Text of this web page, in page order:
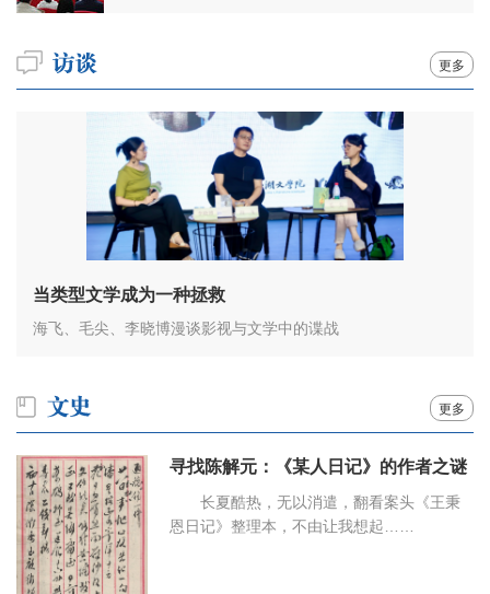
更多
当类型文学成为一种拯救
海飞、毛尖、李晓博漫谈影视与文学中的谍战
更多
寻找陈解元：《某人日记》的作者之谜
长夏酷热，无以消遣，翻看案头《王秉
恩日记》整理本，不由让我想起……